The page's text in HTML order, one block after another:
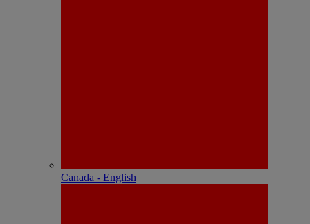
Canada - English